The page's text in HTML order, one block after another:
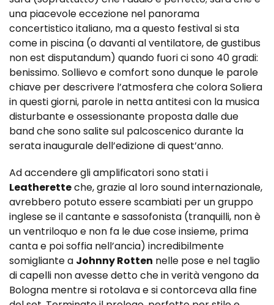
una piacevole eccezione nel panorama
concertistico italiano, ma a questo festival si sta
come in piscina (o davanti al ventilatore, de gustibus
non est disputandum) quando fuori ci sono 40 gradi:
benissimo. Sollievo e comfort sono dunque le parole
chiave per descrivere l’atmosfera che colora Soliera
in questi giorni, parole in netta antitesi con la musica
disturbante e ossessionante proposta dalle due
band che sono salite sul palcoscenico durante la
serata inaugurale dell’edizione di quest’anno.
Ad accendere gli amplificatori sono stati i
Leatheretteche, grazie al loro sound internazionale,
avrebbero potuto essere scambiati per un gruppo
inglese se il cantante e sassofonista (tranquilli, non è
un ventriloquo e non fa le due cose insieme, prima
canta e poi soffia nell’ancia) incredibilmente
somigliante a Johnny Rotten nelle pose e nel taglio
di capelli non avesse detto che in verità vengono da
Bologna mentre si rotolava e si contorceva alla fine